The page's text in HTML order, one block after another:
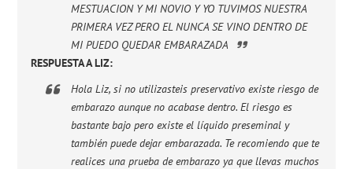
MESTUACION Y MI NOVIO Y YO TUVIMOS NUESTRA
PRIMERA VEZ PERO EL NUNCA SE VINO DENTRO DE
MI PUEDO QUEDAR EMBARAZADA
RESPUESTA A LIZ:
Hola Liz, si no utilizasteis preservativo existe riesgo de
embarazo aunque no acabase dentro. El riesgo es
bastante bajo pero existe el líquido preseminal y
también puede dejar embarazada. Te recomiendo que te
realices una prueba de embarazo ya que llevas muchos